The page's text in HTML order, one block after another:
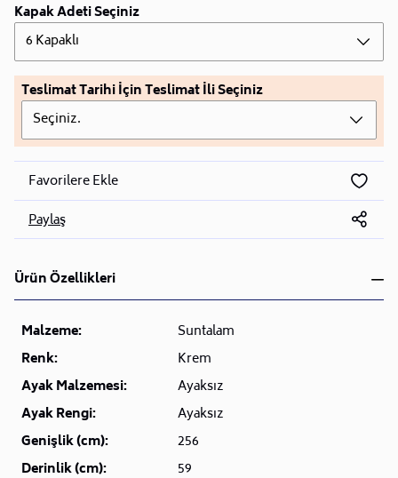
Kapak Adeti Seçiniz
6 Kapaklı
Teslimat Tarihi İçin Teslimat İli Seçiniz
Seçiniz.
Favorilere Ekle
Paylaş
Ürün Özellikleri
Malzeme:
Suntalam
Renk:
Krem
Ayak Malzemesi:
Ayaksız
Ayak Rengi:
Ayaksız
Genişlik (cm):
256
Derinlik (cm):
59